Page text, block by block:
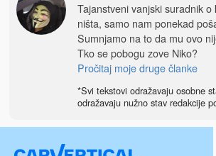
Tajanstveni vanjski suradnik
ništa, samo nam ponekad
Sumnjamo na to da mu ovo
Tko se pobogu zove Niko?
Pročitaj moje druge članke
*Svi tekstovi odražavaju osobne
odražavaju nužno stav redakcije